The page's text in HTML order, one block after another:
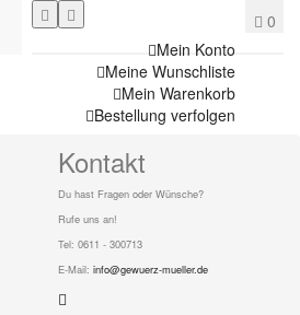
Mein Konto
Meine Wunschliste
Mein Warenkorb
Bestellung verfolgen
Kontakt
Du hast Fragen oder Wünsche?
Rufe uns an!
Tel: 0611 - 300713
E-Mail: info@gewuerz-mueller.de
0